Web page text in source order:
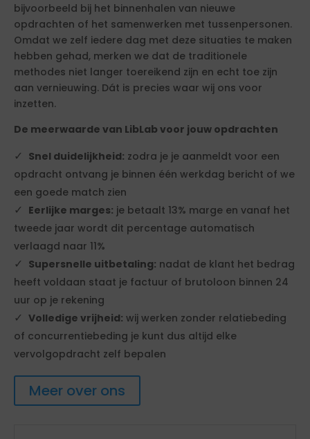
bijvoorbeeld bij het binnenhalen van nieuwe
opdrachten of het samenwerken met tussenpersonen.
Omdat we zelf iedere dag met deze situaties te maken
hebben gehad, merken we dat de traditionele
methodes niet langer toereikend zijn en echt toe zijn
aan vernieuwing. Dát is precies waar wij ons voor
inzetten.
De meerwaarde van LibLab voor jouw opdrachten
Snel duidelijkheid: zodra je je aanmeldt voor een
opdracht ontvang je binnen één werkdag bericht of we
een goede match zien
Eerlijke marges: je betaalt 13% marge en vanaf het
tweede jaar wordt dit percentage automatisch
verlaagd naar 11%
Supersnelle uitbetaling: nadat de klant het bedrag
heeft voldaan staat je factuur of brutoloon binnen 24
uur op je rekening
Volledige vrijheid: wij werken zonder relatiebeding
of concurrentiebeding je kunt dus altijd elke
vervolgopdracht zelf bepalen
Meer over ons